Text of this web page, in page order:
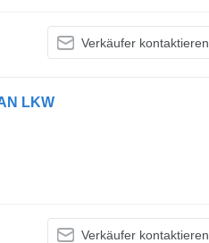
Verkäufer kontaktieren
LKW
Verkäufer kontaktieren